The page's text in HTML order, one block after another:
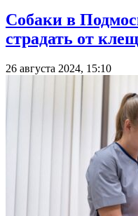
Собаки в
страдать от
26 августа 2024, 15:10